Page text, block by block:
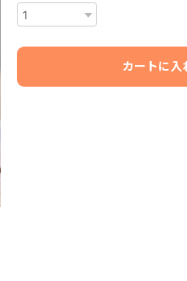
カートに入